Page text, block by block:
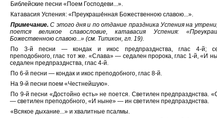
Библейские песни «Поем Господеви...».
Катавасия Успения: «Преукраше́нная Божественною славою...».
Примечание. С этого дня и по отдание праздника Успения на
поется великое славословие, катавасия Успения:
Божественною славою...» (см. Типикон, гл. 19).
По 3-й песни — кондак и икос предпразднства, глас 4-й;
преподобного, глас тот же. «Слава» — седален пророка, глас 1-й, «И
седален предпразднства, глас 4-й.
По 6-й песни — кондак и икос преподобного, глас 8-й.
На 9-й песни поем «Честнейшую».
По 9-й песни «Достойно есть» не поется. Светилен предпразднства.
— светилен преподобного, «И ныне» — ин светилен предпразднства.
«Всякое дыхание...» и хвалитные псалмы.